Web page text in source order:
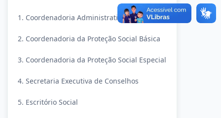
1. Coordenadoria Administrativa
2. Coordenadoria da Proteção Social Básica
3. Coordenadoria da Proteção Social Especial
4. Secretaria Executiva de Conselhos
5. Escritório Social